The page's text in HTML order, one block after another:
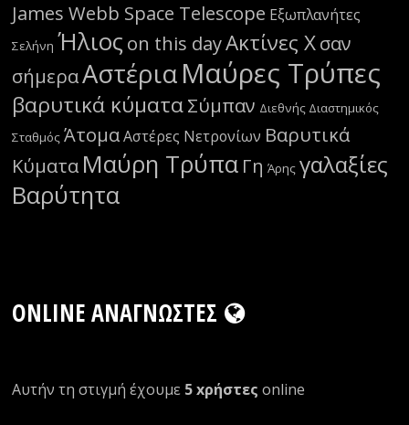
James Webb Space Telescope Εξωπλανήτες
Σελήνη Ήλιος on this dayΑκτίνες Χσαν
σήμεραΑστέριαΜαύρες Τρύπες
βαρυτικά κύματαΣύμπαν Διεθνής Διαστημικός
Σταθμός Άτομα Αστέρες Νετρονίων Βαρυτικά
Κύματα Μαύρη Τρύπα Γη Άρης γαλαξίες
Βαρύτητα
ONLINE ΑΝΑΓΝΏΣΤΕΣ
Αυτήν τη στιγμή έχουμε 5 xρήστες οnline